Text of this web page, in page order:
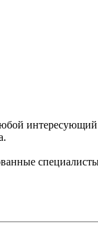
интересующий
специалисты